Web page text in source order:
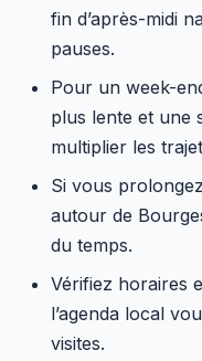
fin d’après-midi
pauses.
Pour un week-
plus lente et une
multiplier les
Si vous
autour de
du temps.
Vérifiez horaires
l’agenda local
visites.